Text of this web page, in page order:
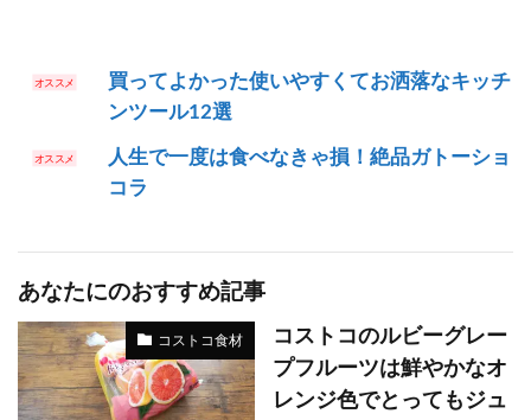
買ってよかった使いやすくてお洒落なキッチ
ンツール12選
人生で一度は食べなきゃ損！絶品ガトーショ
コラ
あなたにのおすすめ記事
コストコ食材
コストコのルビーグレー
プフルーツは鮮やかなオ
レンジ色でとってもジュ